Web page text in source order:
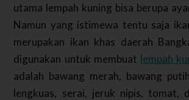
utama lempah kuning bisa berupa
Namun yang istimewa tentu saja
merupakan ikan khas daerah
digunakan untuk membuat lempah
adalah bawang merah, bawang
lengkuas, serai, jeruk nipis, tomat,